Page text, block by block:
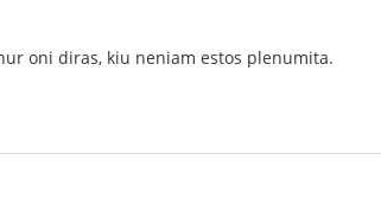
oni diras, kiu neniam estos plenumita.